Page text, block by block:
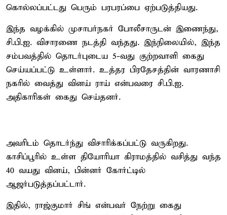
கொல்லப்பட்டது பெரும் பரபரப்பை ஏற்படுத்தியது.
இந்த வழக்கில் முசாபர்நகர் போலீசாருடன் இணைந்து,
சி.பி.ஐ. விசாரணை நடத்தி வந்தது. இந்நிலையில், இந்த
சம்பவத்தில் தொடர்புடைய 5-வது குற்றவாளி கைது
செய்யப்பட்டு உள்ளார். உத்தர பிரதேசத்தின் வாரணாசி
நகரில் வைத்து வினய் ராய் என்பவரை சி.பி.ஐ.
அதிகாரிகள் கைது செய்தனர்.
அவரிடம் தொடர்ந்து விசாரிக்கப்பட்டு வருகிறது.
காசிப்பூரில் உள்ள தியோரியா கிராமத்தில் வசித்து வந்த
40 வயது வினய், பின்னர் கோர்ட்டில்
ஆஜர்படுத்தப்பட்டார்.
இதில், ராஜ்குமார் சிங் என்பவர் நேற்று கைது